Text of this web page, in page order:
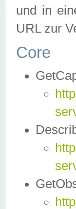
und in
URL zur
Core